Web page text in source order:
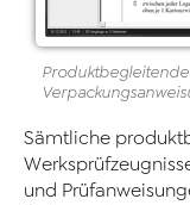
Sämtliche
und